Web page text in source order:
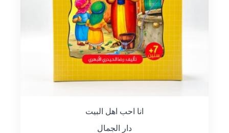
انا احب اهل البيت
دار الجمال